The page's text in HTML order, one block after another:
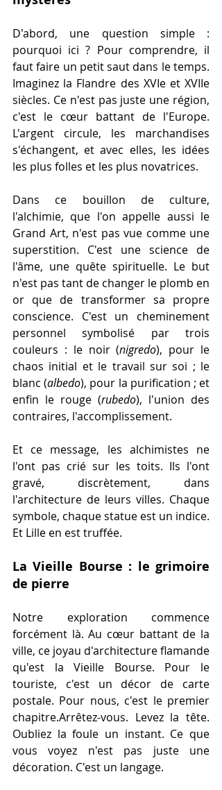
D'abord, une question simple :
pourquoi ici ? Pour comprendre, il
faut faire un petit saut dans le temps.
Imaginez la Flandre des XVIe et XVIIe
siècles. Ce n'est pas juste une région,
c'est le cœur battant de l'Europe.
L'argent circule, les marchandises
s'échangent, et avec elles, les idées
les plus folles et les plus novatrices.
Dans ce bouillon de culture,
l'alchimie, que l'on appelle aussi le
Grand Art, n'est pas vue comme une
superstition. C'est une science de
l'âme, une quête spirituelle. Le but
n'est pas tant de changer le plomb en
or que de transformer sa propre
conscience. C'est un cheminement
personnel symbolisé par trois
couleurs : le noir (nigredo), pour le
chaos initial et le travail sur soi ; le
blanc (albedo), pour la purification ; et
enfin le rouge (rubedo), l'union des
contraires, l'accomplissement.
Et ce message, les alchimistes ne
l'ont pas crié sur les toits. Ils l'ont
gravé, discrètement, dans
l'architecture de leurs villes. Chaque
symbole, chaque statue est un indice.
Et Lille en est truffée.
La Vieille Bourse : le grimoire
de pierre
Notre exploration commence
forcément là. Au cœur battant de la
ville, ce joyau d'architecture flamande
qu'est la Vieille Bourse. Pour le
touriste, c'est un décor de carte
postale. Pour nous, c'est le premier
chapitre.Arrêtez-vous. Levez la tête.
Oubliez la foule un instant. Ce que
vous voyez n'est pas juste une
décoration. C'est un langage.